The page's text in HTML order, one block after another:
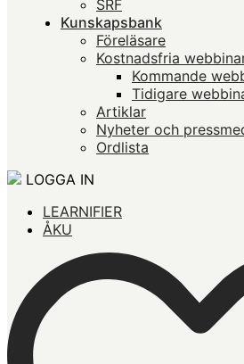
SRF
Kunskapsbank
Föreläsare
Kostnadsfria
Kommande
Tidigare
Artiklar
Nyheter och
Ordlista
LOGGA IN
LEARNIFIER
ÅKU